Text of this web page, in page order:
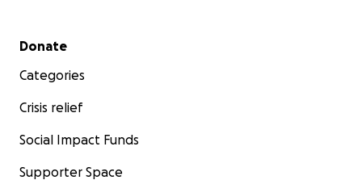
Secondary menu
Donate
Categories
Crisis relief
Social Impact Funds
Supporter Space